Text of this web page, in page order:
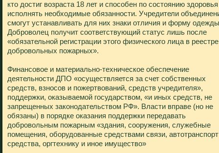
кто достиг возраста 18 лет и способен по состоянию здоровья
исполнять необходимые обязанности. Учредители
смогут устанавливать для них знаки отличия и форму
Доброволец получит соответствующий статус лишь после
«обязательной регистрации этого физического лица в реестре
добровольных пожарных».
Финансовое и материально-техническое обеспечение
деятельности ДПО «осуществляется за счет собственных
средств, взносов и пожертвований, средств учредителя»,
поддержки, оказываемой государством, «и иных средств, не
запрещенных законодательством РФ». Власти вправе (но не
обязаны) в порядке оказания поддержки передавать
добровольным пожарным «здания, сооружения, служебные
помещения, оборудованные средствами связи,
средства, оргтехнику и иное имущество»